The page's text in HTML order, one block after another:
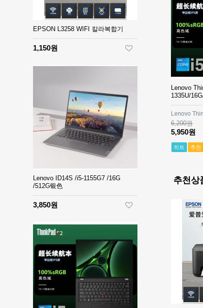
EPSON L3258 WIFI 칼라복합기
1,150원
Lenovo ID14S /i5-1155G7 /16G
/512G银色
3,850원
Lenovo
1335U/
Lenovo
6,200원
5,950원
히트 추천
추천상